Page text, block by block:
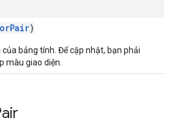
)
bảng tính. Để cập nhật, bạn phải
màu giao diện.